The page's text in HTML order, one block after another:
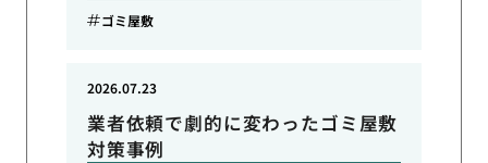
ゴミ屋敷
業者依頼で劇的に変わったゴミ屋敷
対策事例
2026.07.23